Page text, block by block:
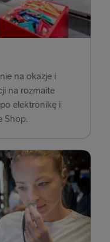
na okazje i
na rozmaite
elektronikę i
Shop.